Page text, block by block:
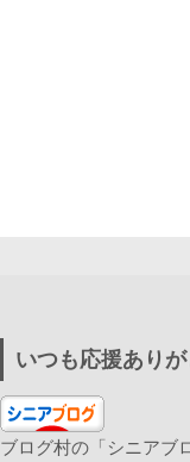
いつも応援あり
ブログ村の「シニアブ